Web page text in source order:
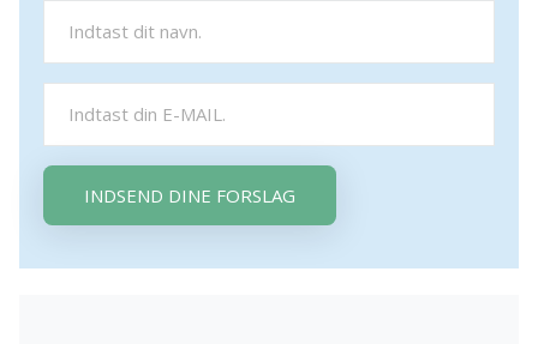
INDSEND DINE FORSLAG